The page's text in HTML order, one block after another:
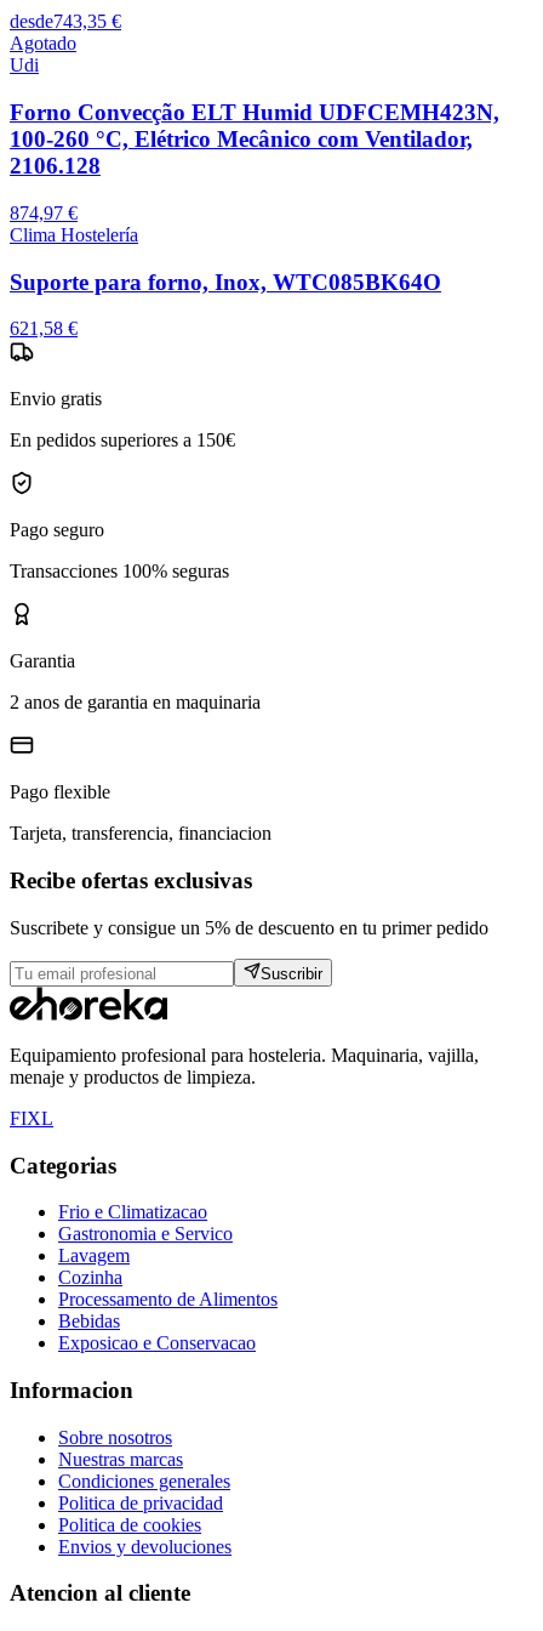
desde743,35 €
Agotado
Udi
Forno Convecção ELT Humid UDFCEMH423N,
100-260 °C, Elétrico Mecânico com Ventilador,
2106.128
874,97 €
Clima Hostelería
Suporte para forno, Inox, WTC085BK64O
621,58 €
Envio gratis
En pedidos superiores a 150€
Pago seguro
Transacciones 100% seguras
Garantia
2 anos de garantia en maquinaria
Pago flexible
Tarjeta, transferencia, financiacion
Recibe ofertas exclusivas
Suscribete y consigue un 5% de descuento en tu primer pedido
Suscribir
Equipamiento profesional para hosteleria. Maquinaria, vajilla,
menaje y productos de limpieza.
FIXL
Categorias
Frio e Climatizacao
Gastronomia e Servico
Lavagem
Cozinha
Processamento de Alimentos
Bebidas
Exposicao e Conservacao
Informacion
Sobre nosotros
Nuestras marcas
Condiciones generales
Politica de privacidad
Politica de cookies
Envios y devoluciones
Atencion al cliente